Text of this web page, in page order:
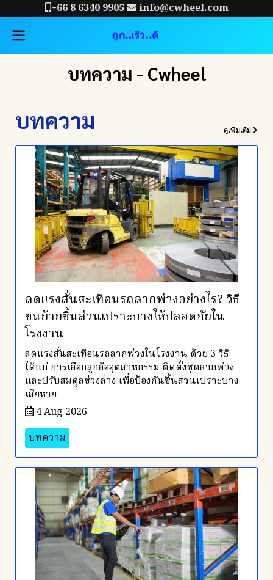
+66 8 6340 9905 info@cwheel.com
บทความ - Cwheel
บทความ ดูเพิ่มเติม
ลดแรงสั่นสะเทือนรถลากพ่วงอย่างไร? วิธี
ขนย้ายชิ้นส่วนเปราะบางให้ปลอดภัยใน
โรงงาน
ลดแรงสั่นสะเทือนรถลากพ่วงในโรงงาน ด้วย 3 วิธี
ได้แก่ การเลือกลูกล้ออุตสาหกรรม ติดตั้งชุดลากพ่วง
และปรับสมดุลช่วงล่าง เพื่อป้องกันชิ้นส่วนเปราะบาง
เสียหาย
4 Aug 2026
บทความ